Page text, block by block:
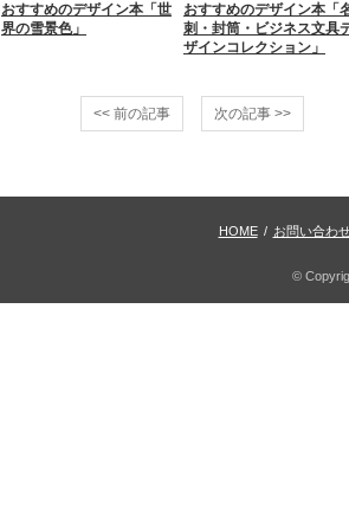
おすすめのデザイン本「世
界の雪景色」
おすすめのデザイン本「
刺・封筒・ビジネス文具
ザインコレクション」
<< 前の記事 次の記事 >>
HOME / お問い合わ
©